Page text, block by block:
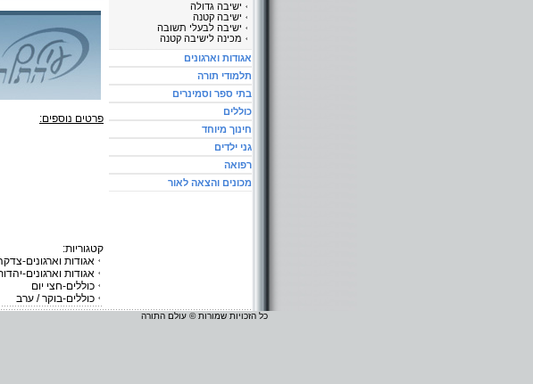
פרטים נוספים:
קטגוריות:
אגודות וארגונים-
אגודות וארגונים-
כוללים-חצי יום
כוללים-בוקר / ערב
ישיבה גדולה
ישיבה קטנה
ישיבה לבעלי תשובה
מכינה לישיבה קטנה
אגודות וארגונים
תלמודי תורה
בתי ספר וסמינרים
כוללים
חינוך מיוחד
גני ילדים
רפואה
מכונים והצאה לאור
כל הזכויות שמורות © עולם התורה